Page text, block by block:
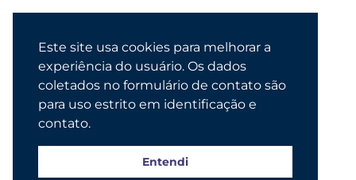
Este site usa cookies para melhorar a
experiência do usuário. Os dados
coletados no formulário de contato são
para uso estrito em identificação e
contato.
Entendi